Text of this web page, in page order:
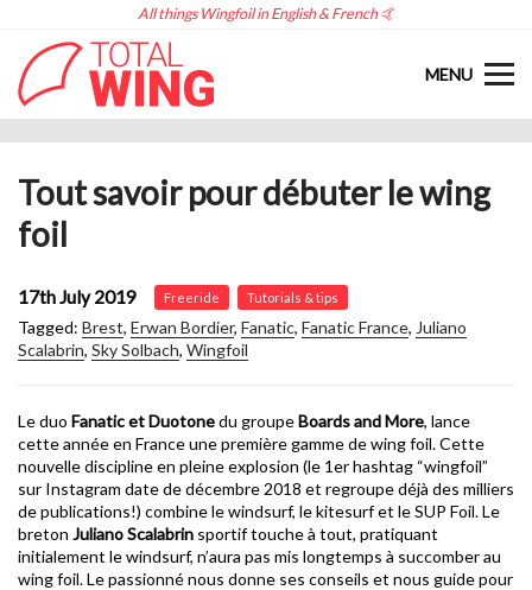
All things Wingfoil in English & French 🤙
MENU
Tout savoir pour débuter le wing
foil
17th July 2019 Freeride Tutorials & tips
Tagged: Brest, Erwan Bordier, Fanatic, Fanatic France, Juliano
Scalabrin, Sky Solbach, Wingfoil
Le duo Fanatic et Duotonedu groupeBoards and More, lance
cette année en France une première gamme de wing foil. Cette
nouvelle discipline en pleine explosion (le 1er hashtag “wingfoil”
sur Instagram date de décembre 2018 et regroupe déjà des milliers
de publications!) combine le windsurf, le kitesurf et le SUP Foil. Le
breton Juliano Scalabrin sportif touche à tout, pratiquant
initialement le windsurf, n’aura pas mis longtemps à succomber au
wing foil. Le passionné nous donne ses conseils et nous guide pour